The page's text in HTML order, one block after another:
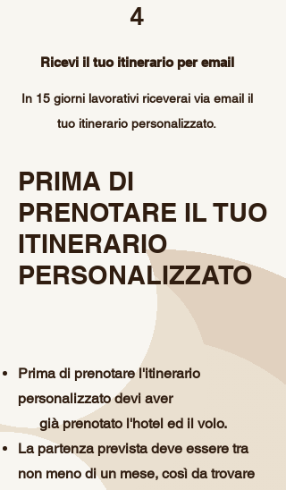
4
Ricevi il tuo itinerario per email
In 15 giorni lavorativi riceverai via email il
tuo itinerario personalizzato.
PRIMA DI
PRENOTARE IL TUO
ITINERARIO
PERSONALIZZATO
Prima di prenotare l'itinerario
personalizzato devi aver
giàprenotato l'hotel ed il volo.
La partenza prevista deve essere tra
non meno di un mese, così da trovare